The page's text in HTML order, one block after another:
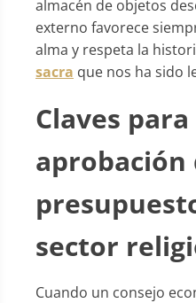
almacén de objetos
externo favorece
alma y respeta la
sacra que nos ha sido
Claves para
aprobación
sector
Cuando un consejo